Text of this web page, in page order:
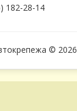
182-28-14
© 2026